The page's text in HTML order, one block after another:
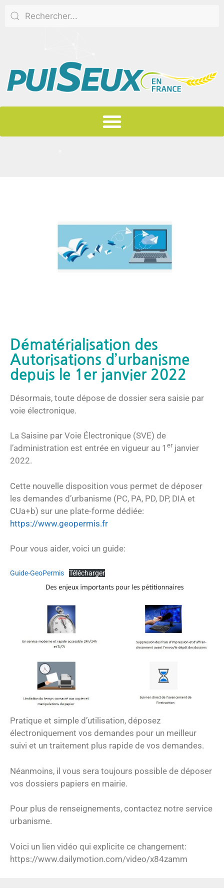
Dématérialisation des
Autorisations d’urbanisme
depuis le 1er janvier 2022
Désormais, toute dépose de dossier sera saisie par
voie électronique.
La Saisine par Voie Électronique (SVE) de
l’administration est entrée en vigueur au 1 er janvier
2022.
Cette nouvelle disposition vous permet de déposer
les demandes d’urbanisme (PC, PA, PD, DP, DIA et
CUa+b) sur une plate-forme dédiée:
https://www.geopermis.fr
Pour vous aider, voici un guide:
Guide-GeoPermis Télécharger
Pratique et simple d’utilisation, déposez
électroniquement vos demandes pour un meilleur
suivi et un traitement plus rapide de vos demandes.
Néanmoins, il vous sera toujours possible de déposer
vos dossiers papiers en mairie.
Pour plus de renseignements, contactez notre service
urbanisme.
Voici un lien vidéo qui explicite ce changement:
https://www.dailymotion.com/video/x84zamm